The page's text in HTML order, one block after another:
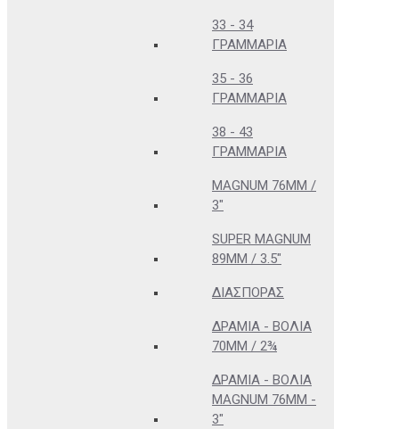
33 - 34
ΓΡΑΜΜΆΡΙΑ
35 - 36
ΓΡΑΜΜΆΡΙΑ
38 - 43
ΓΡΑΜΜΆΡΙΑ
MAGNUM 76MM /
3"
SUPER MAGNUM
89MM / 3.5"
ΔΙΑΣΠΟΡΆΣ
ΔΡΆΜΙΑ - ΒΌΛΙΑ
70MM / 2¾
ΔΡΆΜΙΑ - ΒΌΛΙΑ
MAGNUM 76MM -
3"